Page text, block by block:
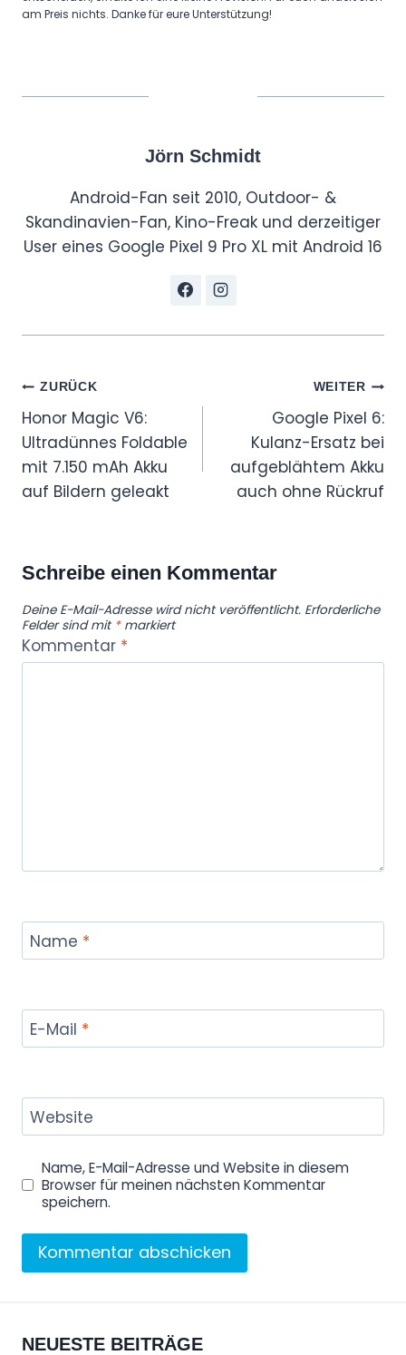
am Preis nichts. Danke für eure Unterstützung!
Jörn Schmidt
Android-Fan seit 2010, Outdoor- &
Skandinavien-Fan, Kino-Freak und derzeitiger
User eines Google Pixel 9 Pro XL mit Android 16
Beitragsnavigation
ZURÜCK
Honor Magic V6:
Ultradünnes Foldable
mit 7.150 mAh Akku
auf Bildern geleakt
WEITER
Google Pixel 6:
Kulanz-Ersatz bei
aufgeblähtem Akku
auch ohne Rückruf
Schreibe einen Kommentar
Deine E-Mail-Adresse wird nicht veröffentlicht. Erforderliche
Felder sind mit *markiert
Kommentar *
Name *
E-Mail *
Website
Name, E-Mail-Adresse und Website in diesem
Browser für meinen nächsten Kommentar
speichern.
NEUESTE BEITRÄGE